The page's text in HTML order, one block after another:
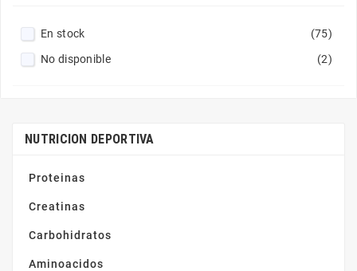
En stock
(75)
No disponible
(2)
NUTRICION DEPORTIVA
Proteinas
Creatinas
Carbohidratos
Aminoacidos